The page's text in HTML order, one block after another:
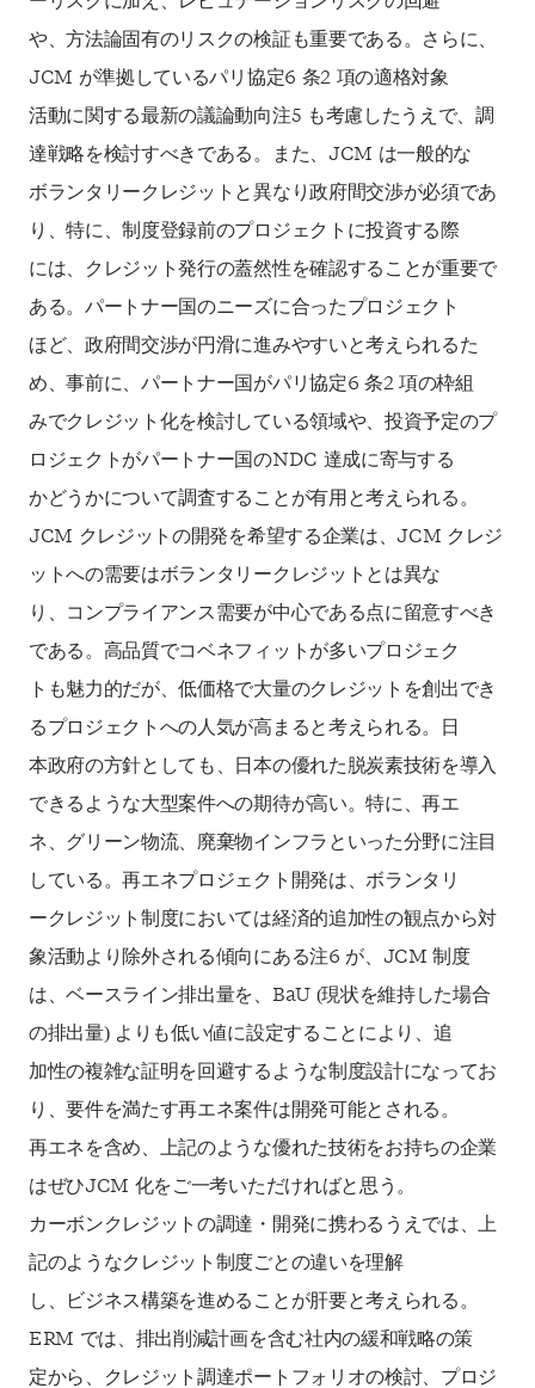
や、方法論固有のリスクの検証も重要である。さらに、
JCM が準拠しているパリ協定6 条2 項の適格対象
活動に関する最新の議論動向注5 も考慮したうえで、調
達戦略を検討すべきである。また、JCM は一般的な
ボランタリークレジットと異なり政府間交渉が必須であ
り、特に、制度登録前のプロジェクトに投資する際
には、クレジット発行の蓋然性を確認することが重要で
ある。パートナー国のニーズに合ったプロジェクト
ほど、政府間交渉が円滑に進みやすいと考えられるた
め、事前に、パートナー国がパリ協定6 条2 項の枠組
みでクレジット化を検討している領域や、投資予定のプ
ロジェクトがパートナー国のNDC 達成に寄与する
かどうかについて調査することが有用と考えられる。
JCM クレジットの開発を希望する企業は、JCM クレジ
ットへの需要はボランタリークレジットとは異な
り、コンプライアンス需要が中心である点に留意すべき
である。高品質でコベネフィットが多いプロジェク
トも魅力的だが、低価格で大量のクレジットを創出でき
るプロジェクトへの人気が高まると考えられる。日
本政府の方針としても、日本の優れた脱炭素技術を導入
できるような大型案件への期待が高い。特に、再エ
ネ、グリーン物流、廃棄物インフラといった分野に注目
している。再エネプロジェクト開発は、ボランタリ
ークレジット制度においては経済的追加性の観点から対
象活動より除外される傾向にある注6 が、JCM 制度
は、ベースライン排出量を、BaU (現状を維持した場合
の排出量) よりも低い値に設定することにより、追
加性の複雑な証明を回避するような制度設計になってお
り、要件を満たす再エネ案件は開発可能とされる。
再エネを含め、上記のような優れた技術をお持ちの企業
はぜひJCM 化をご一考いただければと思う。
カーボンクレジットの調達・開発に携わるうえでは、上
記のようなクレジット制度ごとの違いを理解
し、ビジネス構築を進めることが肝要と考えられる。
ERM では、排出削減計画を含む社内の緩和戦略の策
定から、クレジット調達ポートフォリオの検討、プロジ